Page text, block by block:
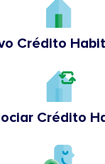
Crédito
Crédito